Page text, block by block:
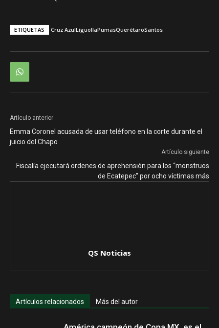
ETIQUETAS Cruz AzulLiguollaPumasQuerétaroSantos
Artículo anterior
Emma Coronel acusada de usar teléfono en la corte durante el
juicio del Chapo
Artículo siguiente
Fiscalía ejecutará ordenes de aprehensión para los “monstruos
de Ecatepec” por ocho víctimas más
QS Noticias
Artículos relacionados Más del autor